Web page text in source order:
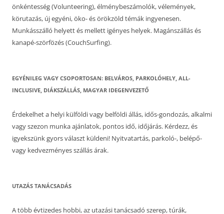
önkéntesség (Volunteering), élménybeszámolók, vélemények,
körutazás, új egyéni, öko- és örökzöld témák ingyenesen.
Munkásszálló helyett és mellett igényes helyek. Magánszállás és
kanapé-szörfözés (CouchSurfing).
EGYÉNILEG VAGY CSOPORTOSAN: BELVÁROS, PARKOLÓHELY, ALL-
INCLUSIVE, DIÁKSZÁLLÁS, MAGYAR IDEGENVEZETŐ
Érdekelhet a helyi külföldi vagy belföldi állás, idős-gondozás, alkalmi
vagy szezon munka ajánlatok, pontos idő, időjárás. Kérdezz, és
igyekszünk gyors választ küldeni! Nyitvatartás, parkoló-, belépő-
vagy kedvezményes szállás árak.
UTAZÁS TANÁCSADÁS
A több évtizedes hobbi, az utazási tanácsadó szerep, túrák,